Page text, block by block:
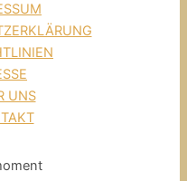
UNS